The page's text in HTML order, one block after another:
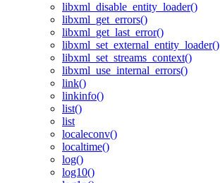
libxml_disable_entity_loader()
libxml_get_errors()
libxml_get_last_error()
libxml_set_external_entity_loader()
libxml_set_streams_context()
libxml_use_internal_errors()
link()
linkinfo()
list()
list
localeconv()
localtime()
log()
log10()